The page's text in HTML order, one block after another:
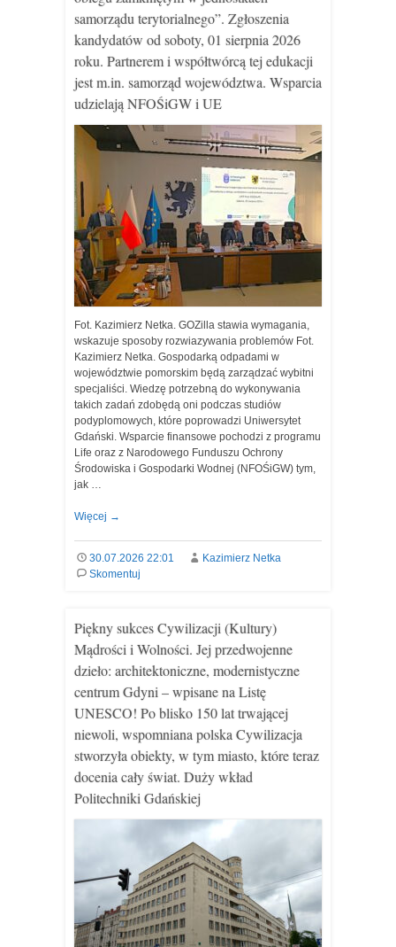
samorządu terytorialnego”. Zgłoszenia
kandydatów od soboty, 01 sierpnia 2026
roku. Partnerem i współtwórcą tej edukacji
jest m.in. samorząd województwa. Wsparcia
udzielają NFOŚiGW i UE
Fot. Kazimierz Netka. GOZilla stawia wymagania,
wskazuje sposoby rozwiazywania problemów Fot.
Kazimierz Netka. Gospodarką odpadami w
województwie pomorskim będą zarządzać wybitni
specjaliści. Wiedzę potrzebną do wykonywania
takich zadań zdobędą oni podczas studiów
podyplomowych, które poprowadzi Uniwersytet
Gdański. Wsparcie finansowe pochodzi z programu
Life oraz z Narodowego Funduszu Ochrony
Środowiska i Gospodarki Wodnej (NFOŚiGW) tym,
jak …
Więcej →
30.07.2026 22:01
Kazimierz Netka
Skomentuj
Piękny sukces Cywilizacji (Kultury)
Mądrości i Wolności. Jej przedwojenne
dzieło: architektoniczne, modernistyczne
centrum Gdyni – wpisane na Listę
UNESCO! Po blisko 150 lat trwającej
niewoli, wspomniana polska Cywilizacja
stworzyła obiekty, w tym miasto, które teraz
docenia cały świat. Duży wkład
Politechniki Gdańskiej